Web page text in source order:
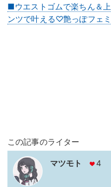
■ウエストゴムで楽ちん＆
ンツで叶える♡艶っぽフェ
この記事のライター
マツモト 4